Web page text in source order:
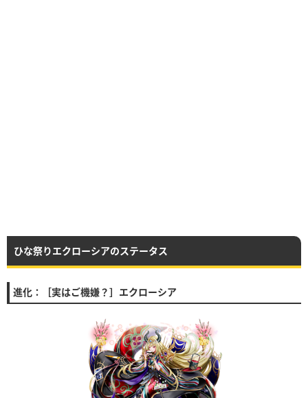
ひな祭りエクローシアのステータス
進化：［実はご機嫌？］エクローシア